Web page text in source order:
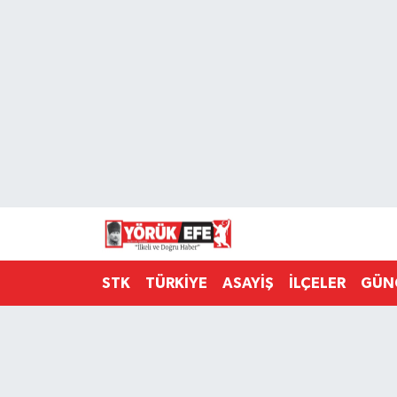
STK TÜRKİYE ASAYİŞ İLÇELER
Süper Lig Puan Durumu ve Fikstür
Tüm Manşetler